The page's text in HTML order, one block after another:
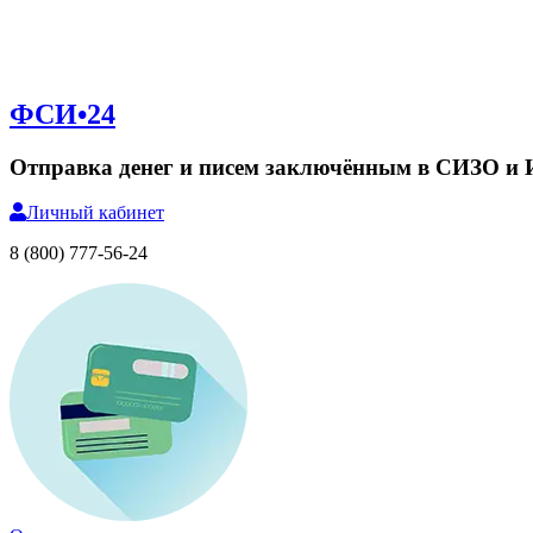
ФСИ•24
Отправка денег и писем заключённым в СИЗО и
Личный кабинет
8 (800) 777-56-24